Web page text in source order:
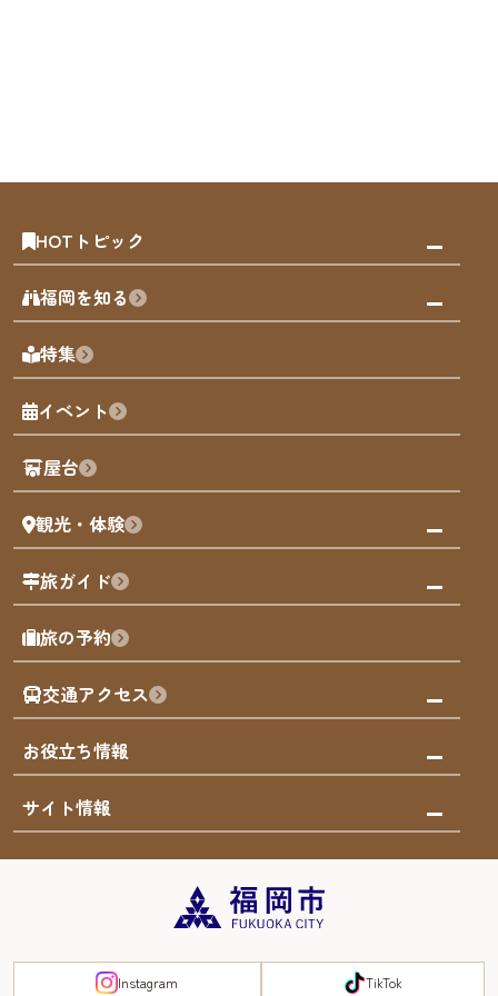
HOTトピック
みんなの旅行記
天神エリア
博多旧市街
福岡城
歴史・文化
福岡を知る
福岡の見どころ
福岡の魅力
観光カレンダー
観光PR動画
まち歩き
福岡グルメ
福岡を楽しむ
福岡のアート
福岡のナイトタイム
福岡の歴史・文化
サステナブルツーリズム
福岡検定
よかなび音声ガイド
FUKUOKA EAST&WEST COAST
特集
イベント
屋台
観光・体験
観る・遊ぶ
屋台
買う
体験
泊まる
旅ガイド
モデルコース
AIおまかせコース
オリジナルプラン
みんなの旅行記
旅の予約
交通アクセス
市内交通ガイド
お得なチケット
お役立ち情報
お知らせ
災害情報
サイト情報
まち歩き・体験プログラム掲載申込
Instagram TikTok